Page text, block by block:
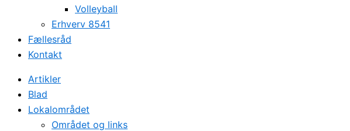
Volleyball
Erhverv 8541
Fællesråd
Kontakt
Artikler
Blad
Lokalområdet
Området og links